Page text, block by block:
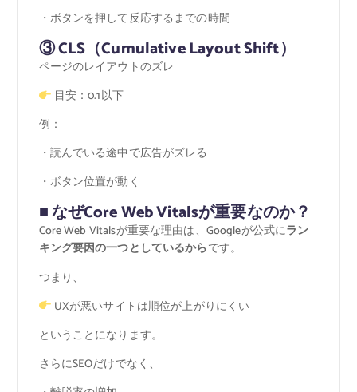
・ボタンを押して反応するまでの時間
③ CLS（Cumulative Layout Shift）
ページのレイアウトのズレ
目安：0.1以下
例：
・読んでいる途中で広告がズレる
・ボタン位置が動く
■ なぜCore Web Vitalsが重要なのか？
Core Web Vitalsが重要な理由は、Googleが公式にラン
キング要因の一つとしているからです。
つまり、
UXが悪いサイトは順位が上がりにくい
ということになります。
さらにSEOだけでなく、